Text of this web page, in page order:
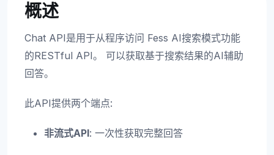
概述
Chat API是用于从程序访问 Fess AI搜索模式功能
的RESTful API。 可以获取基于搜索结果的AI辅助
回答。
此API提供两个端点:
非流式API: 一次性获取完整回答